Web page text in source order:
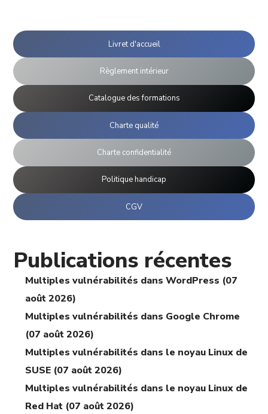
Livret d'accueil
Règlement intérieur
Catalogue des formations
Charte qualité
Charte confidentialité
Politique handicap
CGV
Publications récentes
Multiples vulnérabilités dans WordPress (07
août 2026)
Multiples vulnérabilités dans Google Chrome
(07 août 2026)
Multiples vulnérabilités dans le noyau Linux de
SUSE (07 août 2026)
Multiples vulnérabilités dans le noyau Linux de
Red Hat (07 août 2026)